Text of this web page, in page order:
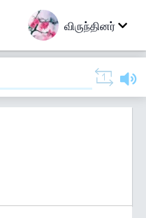
விருந்தினர்